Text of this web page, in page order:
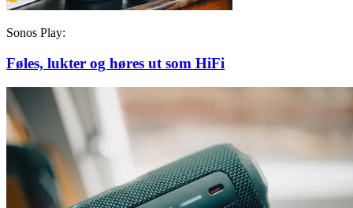
Sonos Play:
Føles, lukter og høres ut som HiFi